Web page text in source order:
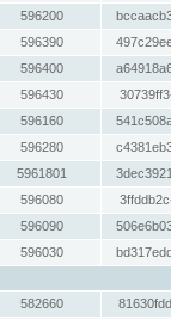
596200
596390
596400
596430
596160
596280
5961801
596080
596090
596030
582660